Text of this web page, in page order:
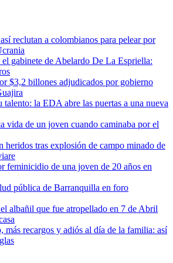
reclutan a colombianos para pelear por
gabinete de Abelardo De La Espriella:
$3,2 billones adjudicados por gobierno
la EDA abre las puertas a una nueva
vida de un joven cuando caminaba por el
heridos tras explosión de campo minado de
feminicidio de una joven de 20 años en
pública de Barranquilla en foro
albañil que fue atropellado en 7 de Abril
más recargos y adiós al día de la familia: así